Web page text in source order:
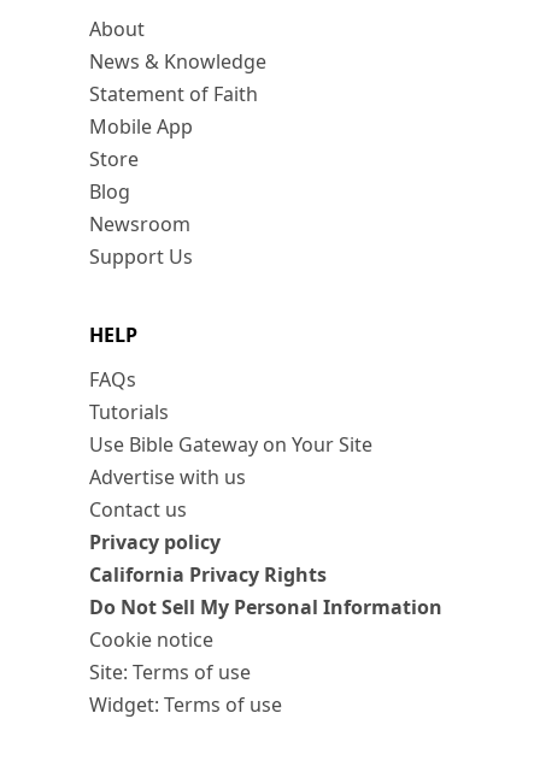
About
News & Knowledge
Statement of Faith
Mobile App
Store
Blog
Newsroom
Support Us
HELP
FAQs
Tutorials
Use Bible Gateway on Your Site
Advertise with us
Contact us
Privacy policy
California Privacy Rights
Do Not Sell My Personal Information
Cookie notice
Site: Terms of use
Widget: Terms of use